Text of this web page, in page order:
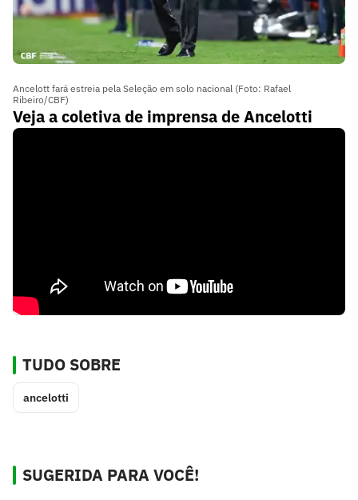
Ancelott fará estreia pela Seleção em solo nacional (Foto: Rafael
Ribeiro/CBF)
Veja a coletiva de imprensa de Ancelotti
TUDO SOBRE
ancelotti
SUGERIDA PARA VOCÊ!